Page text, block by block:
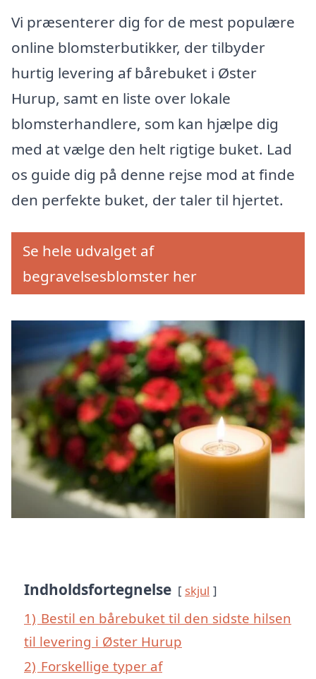
Vi præsenterer dig for de mest populære
online blomsterbutikker, der tilbyder
hurtig levering af bårebuket i Øster
Hurup, samt en liste over lokale
blomsterhandlere, som kan hjælpe dig
med at vælge den helt rigtige buket. Lad
os guide dig på denne rejse mod at finde
den perfekte buket, der taler til hjertet.
Se hele udvalget af
begravelsesblomster her
Indholdsfortegnelse skjul
1) Bestil en bårebuket til den sidste hilsen
til levering i Øster Hurup
2) Forskellige typer af